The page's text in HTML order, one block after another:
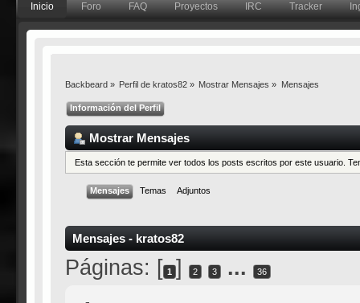
Inicio Foro FAQ Proyectos IRC Tracker
Backbeard» Perfil de kratos82» Mostrar Mensajes » Mensajes
Información del Perfil
Mostrar Mensajes
Esta sección te permite ver todos los posts escritos por este usuario.
Mensajes Temas Adjuntos
Mensajes - kratos82
Páginas: [ 1 ] 2 3 ... 36